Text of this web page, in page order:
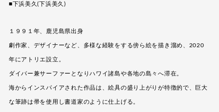
■下浜美久(下浜美久)
１９９１年、鹿児島県出身
劇作家、デザイナーなど、多様な経験をする傍ら絵を描き溜め、2020
年にアトリエ設立。
ダイバー兼サーファーとなりハワイ諸島や各地の島々へ滞在。
海からインスパイアされた作品は、絵具の盛り上がりが特徴的で、巨大
な筆跡は帚を使用し書道家のように仕上げる。